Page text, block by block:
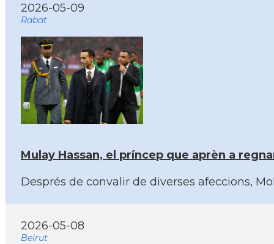
2026-05-09
Rabat
Mulay Hassan, el príncep que aprèn a
Després de convalir de diverses afeccions,
2026-05-08
Beirut